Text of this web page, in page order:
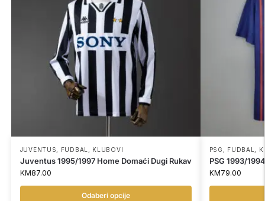
JUVENTUS FUDBAL KLUBOVI
Juventus 1995/1997 Home Domaći Dugi Rukav
KM87.00
Odaberi opcije
PSG FUDBAL
PSG 1993/
KM79.00